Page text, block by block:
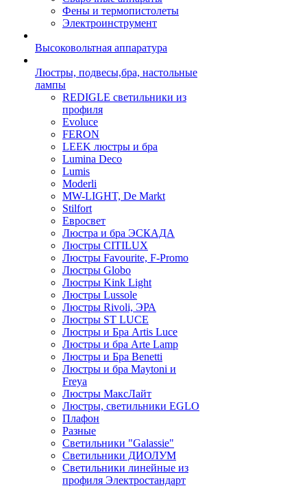
Фены и термопистолеты
Электроинструмент
Высоковольтная аппаратура
Люстры, подвесы,бра, настольные
лампы
REDIGLE светильники из
профиля
Evoluce
FERON
LEEK люстры и бра
Lumina Deco
Lumis
Moderli
MW-LIGHT, De Markt
Stilfort
Евросвет
Люстра и бра ЭСКАДА
Люстры CITILUX
Люстры Favourite, F-Promo
Люстры Globo
Люстры Kink Light
Люстры Lussole
Люстры Rivoli, ЭРА
Люстры ST LUCE
Люстры и Бра Artis Luce
Люстры и бра Arte Lamp
Люстры и Бра Benetti
Люстры и бра Maytoni и
Freya
Люстры МаксЛайт
Люстры, светильники EGLO
Плафон
Разные
Светильники "Galassie"
Светильники ДИОЛУМ
Светильники линейные из
профиля Электростандарт